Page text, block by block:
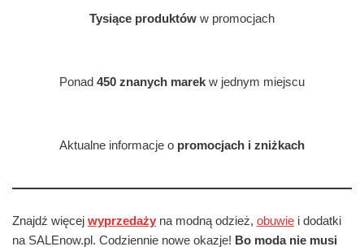
Tysiące produktów w promocjach
Ponad 450 znanych marek w jednym miejscu
Aktualne informacje o promocjach i zniżkach
Znajdź więcej wyprzedaży na modną odzież, obuwie i dodatki
na SALEnow.pl. Codziennie nowe okazje! Bo moda nie musi